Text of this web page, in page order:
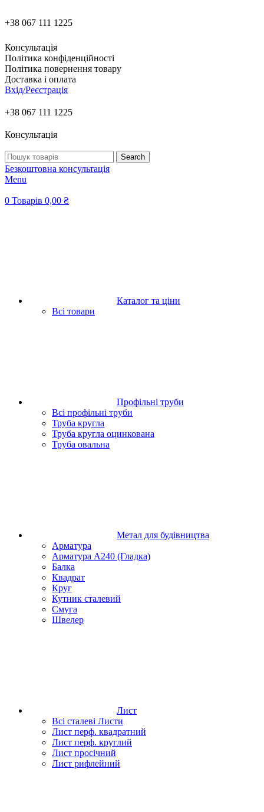
+38 067 111 1225
Консультація
Політика конфіденційності
Політика повернення товару
Доставка і оплата
Вхід/Реєстрація
+38 067 111 1225
Консультація
Search
Безкоштовна консультація
Menu
0 Товарів 0,00 ₴
Каталог та ціни
Всі товари
Профільні труби
Всі профільні труби
Труба кругла
Труба кругла оцинкована
Труба овальна
Метал для будівництва
Арматура
Арматура А240 (Гладка)
Балка
Квадрат
Круг
Кутник сталевий
Смуга
Швелер
Лист
Всі сталеві Листи
Лист перф. квадратний
Лист перф. круглий
Лист просічний
Лист рифлейний